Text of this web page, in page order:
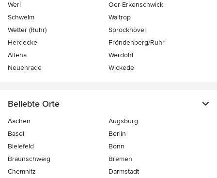
Werl
Oer-Erkenschwick
Schwelm
Waltrop
Wetter (Ruhr)
Sprockhövel
Herdecke
Fröndenberg/Ruhr
Altena
Werdohl
Neuenrade
Wickede
Beliebte Orte
Aachen
Augsburg
Basel
Berlin
Bielefeld
Bonn
Braunschweig
Bremen
Chemnitz
Darmstadt